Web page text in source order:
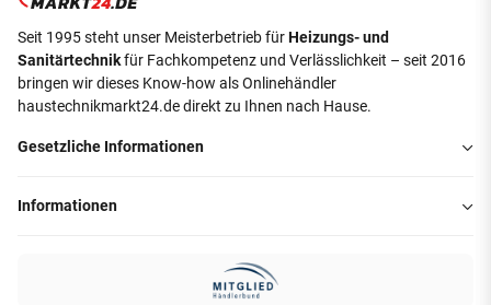
Seit 1995 steht unser Meisterbetrieb fürHeizungs- und
Sanitärtechnikfür Fachkompetenz und Verlässlichkeit – seit 2016
bringen wir dieses Know-how als Onlinehändler
haustechnikmarkt24.de direkt zu Ihnen nach Hause.
Gesetzliche Informationen
Informationen